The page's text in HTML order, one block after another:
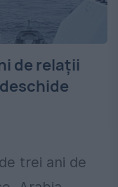
de relaţii
trei ani de